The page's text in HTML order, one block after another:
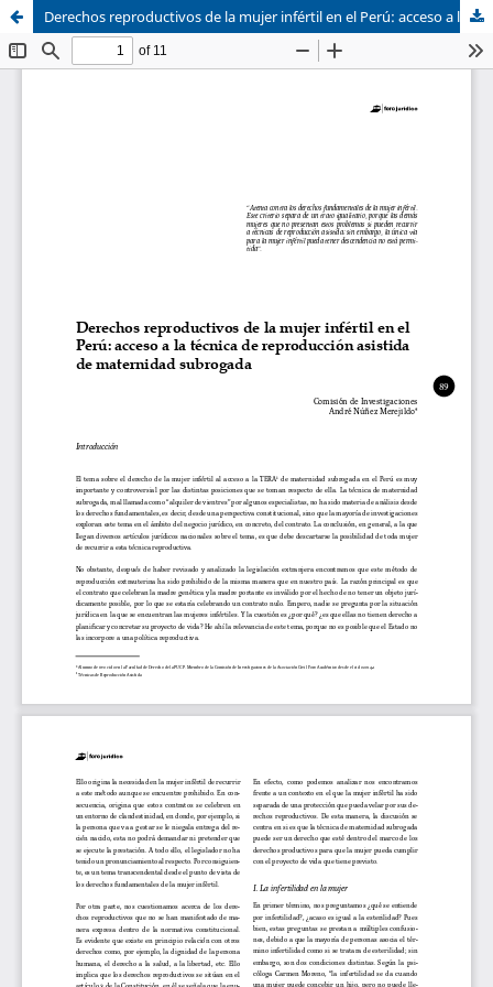
Sistema de
Bibliotecas
Asociación Civil
Foro Académico
Derechos reproductivos de la mujer infértil en el Perú: acceso a la técnica de reproducción asistida de maternidad subrogada